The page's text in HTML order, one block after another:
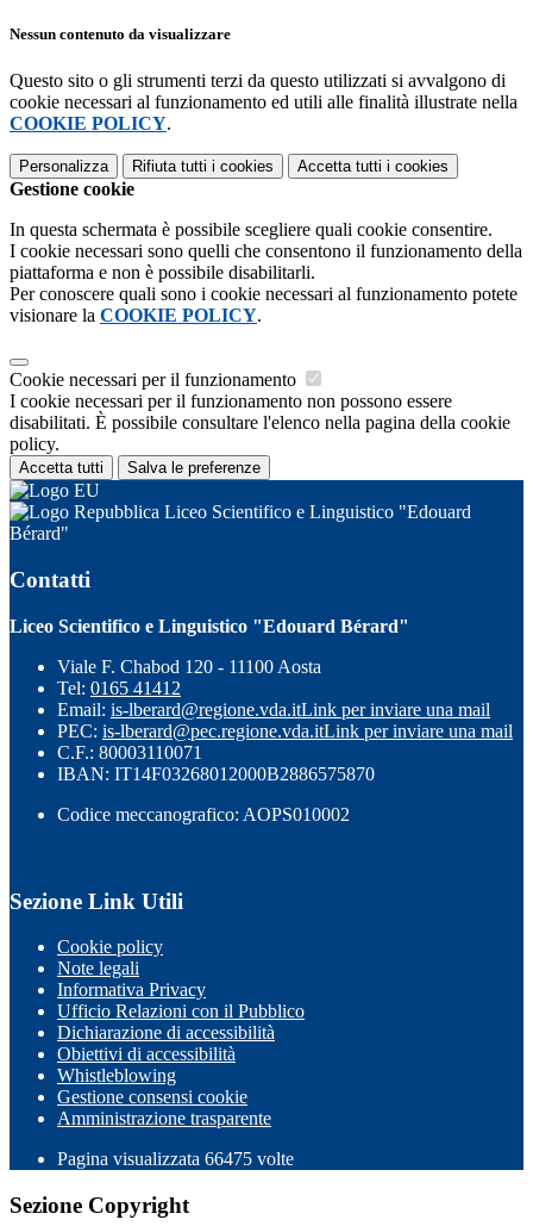
Nessun contenuto da visualizzare
Questo sito o gli strumenti terzi da questo utilizzati si avvalgono di
cookie necessari al funzionamento ed utili alle finalità illustrate nella
COOKIE POLICY.
Personalizza Rifiuta tutti i cookies Accetta tutti i cookies
Gestione cookie
In questa schermata è possibile scegliere quali cookie consentire.
I cookie necessari sono quelli che consentono il funzionamento della
piattaforma e non è possibile disabilitarli.
Per conoscere quali sono i cookie necessari al funzionamento potete
visionare la COOKIE POLICY.
Cookie necessari per il funzionamento
I cookie necessari per il funzionamento non possono essere
disabilitati. È possibile consultare l'elenco nella pagina della cookie
policy.
Accetta tutti Salva le preferenze
Liceo Scientifico e Linguistico "Edouard
Bérard"
Contatti
Liceo Scientifico e Linguistico "Edouard Bérard"
Viale F. Chabod 120 - 11100 Aosta
Tel: 0165 41412
Email: is-lberard@regione.vda.itLink per inviare una mail
PEC: is-lberard@pec.regione.vda.itLink per inviare una mail
C.F.: 80003110071
IBAN: IT14F03268012000B2886575870
Codice meccanografico: AOPS010002
Sezione Link Utili
Cookie policy
Note legali
Informativa Privacy
Ufficio Relazioni con il Pubblico
Dichiarazione di accessibilità
Obiettivi di accessibilità
Whistleblowing
Gestione consensi cookie
Amministrazione trasparente
Pagina visualizzata 66475 volte
Sezione Copyright